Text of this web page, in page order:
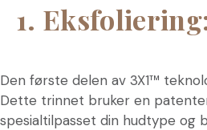
1.
Den første delen av 3X1™
Dette trinnet bruker en
spesialtilpasset din hudtype og